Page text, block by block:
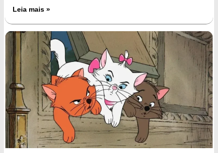
Leia mais »